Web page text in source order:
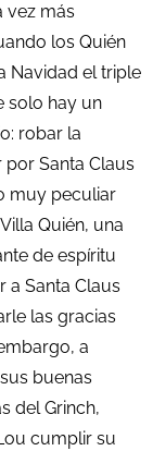
vez más
los Quién
Navidad el triple
solo hay un
robar la
por Santa Claus
muy peculiar
Quién, una
de espíritu
a Santa Claus
las gracias
a
buenas
del Grinch,
cumplir su